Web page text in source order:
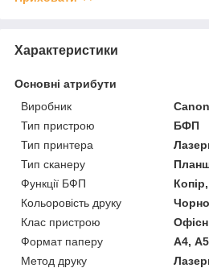
Характеристики
Основні атрибути
Виробник
Canon
Тип пристрою
БФП
Тип принтера
Тип сканеру
Функції БФП
Кольоровість друку
Клас пристрою
Формат паперу
А4, А5
Метод друку